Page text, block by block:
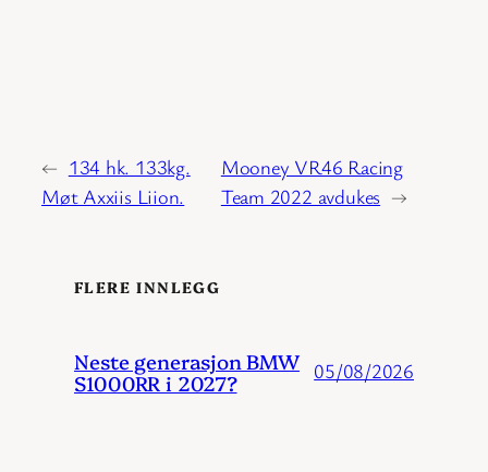
← 134 hk. 133kg.
Møt Axxiis Liion.
Mooney VR46 Racing
Team 2022 avdukes →
FLERE INNLEGG
Neste generasjon BMW
S1000RR i 2027? 05/08/2026